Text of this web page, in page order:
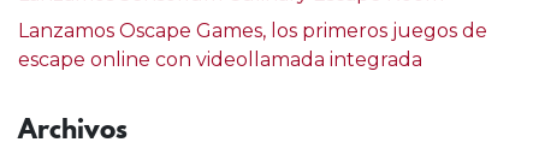
Lanzamos Oscape Games, los primeros juegos de
escape online con videollamada integrada
Archivos